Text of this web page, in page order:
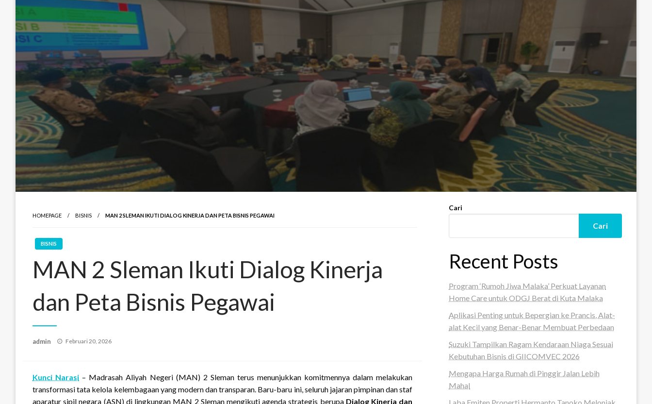
HOMEPAGE BISNIS MAN 2 SLEMAN IKUTI DIALOG KINERJA DAN PETA BISNIS PEGAWAI
BISNIS
MAN 2 Sleman Ikuti Dialog Kinerja
dan Peta Bisnis Pegawai
admin
Posted
Februari 20, 2026
Kunci Narasi – Madrasah Aliyah Negeri (MAN) 2 Sleman terus menunjukkan komitmennya dalam melakukan
transformasi tata kelola kelembagaan yang modern dan transparan. Baru-baru ini, seluruh jajaran pimpinan dan staf
aparatur sipil negara (ASN) di lingkungan MAN 2 Sleman mengikuti agenda strategis berupa Dialog Kinerja dan
Cari
Cari
Recent Posts
Program ‘Rumoh Jiwa Malaka’ Perkuat Layanan
Home Care untuk ODGJ Berat di Kuta Malaka
Aplikasi Penting untuk Bepergian ke Prancis, Alat-
alat Kecil yang Benar-Benar Membuat Perbedaan
Suzuki Tampilkan Ragam Kendaraan Niaga Sesuai
Kebutuhan Bisnis di GIICOMVEC 2026
Mengapa Harga Rumah di Pinggir Jalan Lebih
Mahal